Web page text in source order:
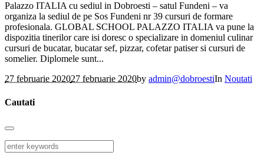
Palazzo ITALIA cu sediul in Dobroesti – satul Fundeni – va
organiza la sediul de pe Sos Fundeni nr 39 cursuri de formare
profesionala. GLOBAL SCHOOL PALAZZO ITALIA va pune la
dispozitia tinerilor care isi doresc o specializare in domeniul culinar
cursuri de bucatar, bucatar sef, pizzar, cofetar patiser si cursuri de
somelier. Diplomele sunt...
27 februarie 202027 februarie 2020by admin@dobroestiIn Noutati
Cautati